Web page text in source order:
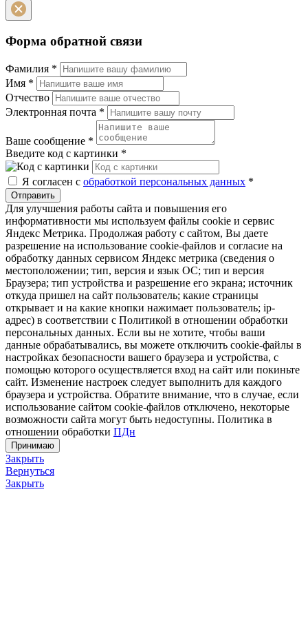
Форма обратной связи
Фамилия *
Имя *
Отчество
Электронная почта *
Ваше сообщение *
Введите код с картинки *
Я согласен с обработкой персональных данных *
Отправить
Для улучшения работы сайта и повышения его
информативности мы используем файлы cookie и сервис
Яндекс Метрика. Продолжая работу с сайтом, Вы даете
разрешение на использование cookie-файлов и согласие на
обработку данных сервисом Яндекс метрика (сведения о
местоположении; тип, версия и язык ОС; тип и версия
Браузера; тип устройства и разрешение его экрана; источник
откуда пришел на сайт пользователь; какие страницы
открывает и на какие кнопки нажимает пользователь; ip-
адрес) в соответствии с Политикой в отношении обработки
персональных данных. Если вы не хотите, чтобы ваши
данные обрабатывались, вы можете отключить cookie-файлы в
настройках безопасности вашего браузера и устройства, с
помощью которого осуществляется вход на сайт или покиньте
сайт. Изменение настроек следует выполнить для каждого
браузера и устройства. Обратите внимание, что в случае, если
использование сайтом cookie-файлов отключено, некоторые
возможности сайта могут быть недоступны. Политика в
отношении обработки ПДн
Принимаю
Закрыть
Вернуться
Закрыть